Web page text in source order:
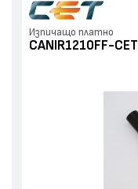
Изпичащо платно
CANIR1210FF-CET